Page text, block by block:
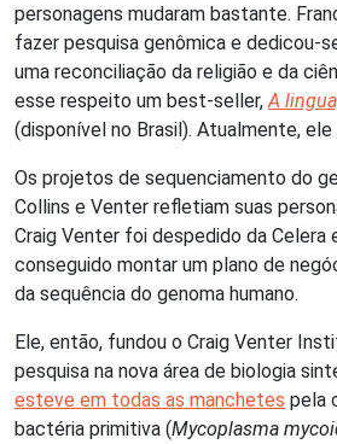
personagens mudaram bastante.
fazer pesquisa genômica e dedicou-
uma reconciliação da religião e da
esse respeito um best-seller, A
(disponível no Brasil). Atualmente,
Os projetos de sequenciamento do
Collins e Venter refletiam suas
Craig Venter foi despedido da Celera
conseguido montar um plano de
da sequência do genoma humano.
Ele, então, fundou o Craig Venter
pesquisa na nova área de biologia
esteve em todas as manchetes pela
bactéria primitiva (Mycoplasma